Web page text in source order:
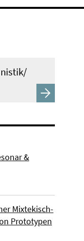
&
Mixtekisch-
Prototypen